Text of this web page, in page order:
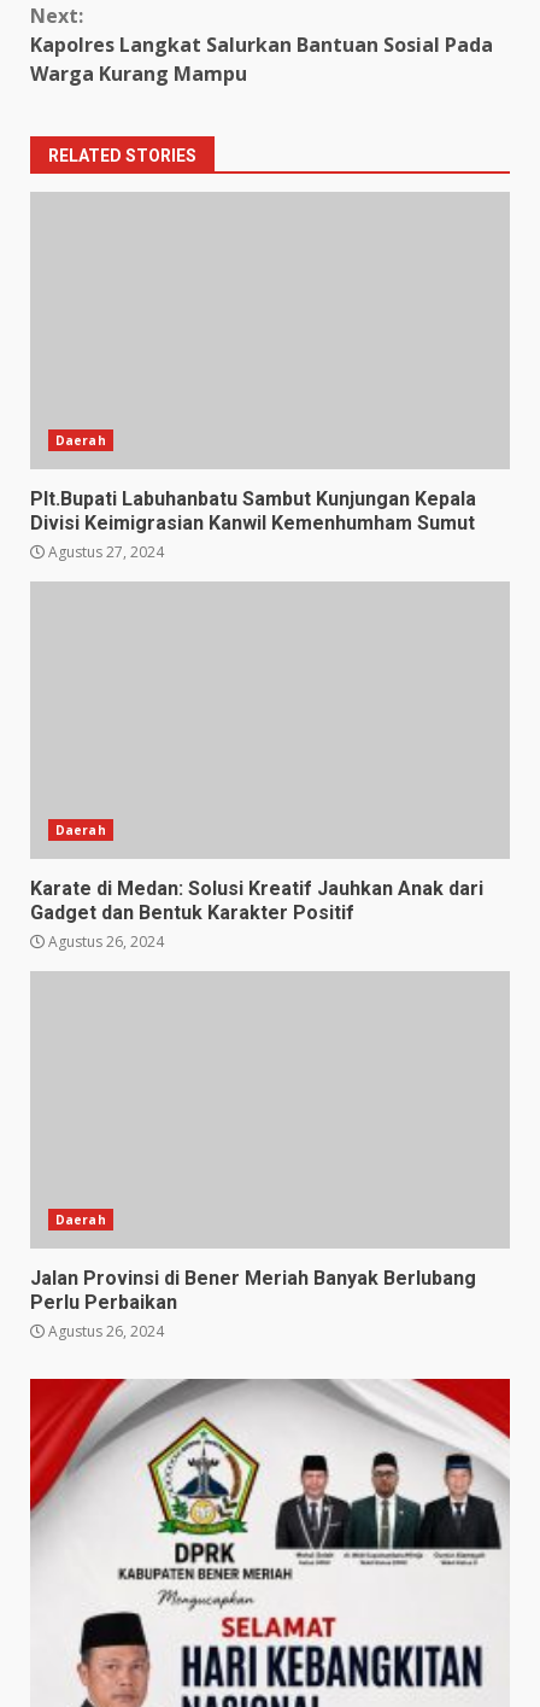
Next:
Kapolres Langkat Salurkan Bantuan Sosial Pada
Warga Kurang Mampu
RELATED STORIES
Daerah
Plt.Bupati Labuhanbatu Sambut Kunjungan Kepala
Divisi Keimigrasian Kanwil Kemenhumham Sumut
Agustus 27, 2024
Daerah
Karate di Medan: Solusi Kreatif Jauhkan Anak dari
Gadget dan Bentuk Karakter Positif
Agustus 26, 2024
Daerah
Jalan Provinsi di Bener Meriah Banyak Berlubang
Perlu Perbaikan
Agustus 26, 2024